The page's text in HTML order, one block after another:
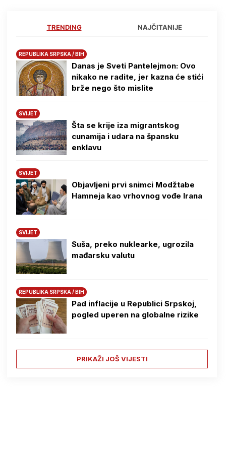
TRENDING NAJČITANIJE
REPUBLIKA SRPSKA / BIH
Danas je Sveti Pantelejmon: Ovo
nikako ne radite, jer kazna će stići
brže nego što mislite
SVIJET
Šta se krije iza migrantskog
cunamija i udara na špansku
enklavu
SVIJET
Objavljeni prvi snimci Modžtabe
Hamneja kao vrhovnog vođe Irana
SVIJET
Suša, preko nuklearke, ugrozila
mađarsku valutu
REPUBLIKA SRPSKA / BIH
Pad inflacije u Republici Srpskoj,
pogled uperen na globalne rizike
PRIKAŽI JOŠ VIJESTI